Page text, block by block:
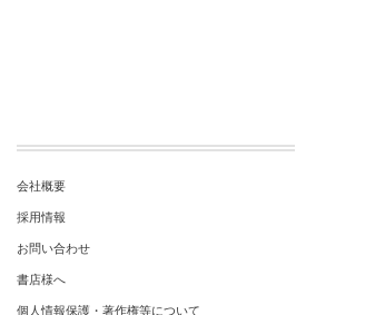
会社概要
採用情報
お問い合わせ
書店様へ
個人情報保護・著作権等について